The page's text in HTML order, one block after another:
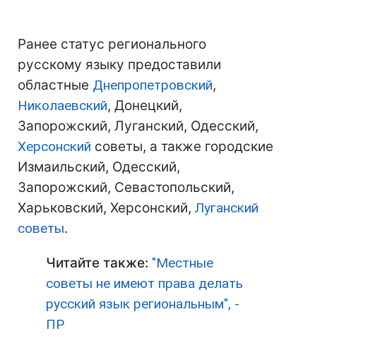
Ранее статус регионального
русскому языку предоставили
областные Днепропетровский,
Николаевский, Донецкий,
Запорожский, Луганский, Одесский,
Херсонский советы, а также городские
Измаильский, Одесский,
Запорожский, Севастопольский,
Харьковский, Херсонский, Луганский
советы.
Читайте также: "Местные
советы не имеют права делать
русский язык региональным", -
ПР